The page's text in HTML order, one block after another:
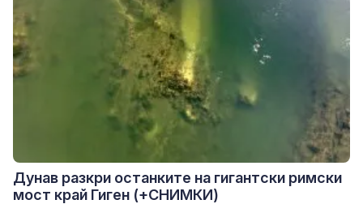
Дунав разкри останките на гигантски римски
мост край Гиген (+СНИМКИ)